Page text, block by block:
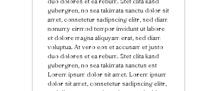
gubergren, no sea takimata sanctu dolor sit
amet, consetetur sadipscing elitr, sed diam
nonumy eirmod tempor invidunt ut labore
et dolore magna aliquyam erat, sed diam
voluptua. At vero eos et accusam et justo
duo dolores et ea rebum. Stet clita kasd
gubergren, no sea takimata sanctus est
Lorem ipsum dolor sit amet. Lorem ipsum
dolor sit amet, consetetur sadipscing elitr,